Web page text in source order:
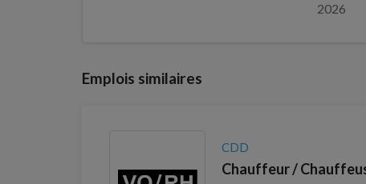
2026
Emplois similaires
CDD
Chauffeur /